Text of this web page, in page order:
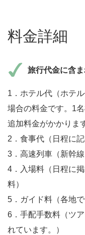
料金詳細
旅行代金に含
1．ホテル代（ホテ
場合の料金です。1
追加料金がかかりま
2．食事代（日程に
3．高速列車（新幹
4．入場料（日程に
料）
5．ガイド料（各地
6．手配手数料（ツ
れています。）